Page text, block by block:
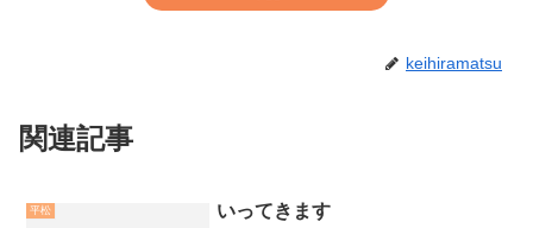
keihiramatsu
関連記事
平松 いってきます